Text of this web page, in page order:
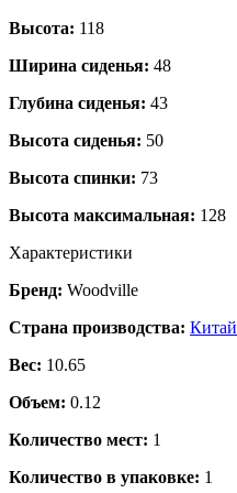
Высота: 118
Ширина сиденья: 48
Глубина сиденья: 43
Высота сиденья: 50
Высота спинки: 73
Высота максимальная: 128
Характеристики
Бренд: Woodville
Страна производства: Китай
Вес: 10.65
Объем: 0.12
Количество мест: 1
Количество в упаковке: 1